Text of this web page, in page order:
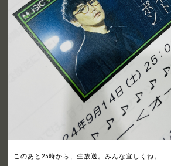
このあと25時から、生放送。みんな宜しくね。